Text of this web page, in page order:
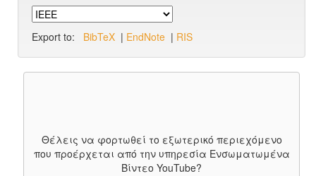
Export to: BibTeX | EndNote | RIS
Θέλεις να φορτωθεί το εξωτερικό περιεχόμενο
που προέρχεται από την υπηρεσία Ενσωματωμένα
Βίντεο YouTube?